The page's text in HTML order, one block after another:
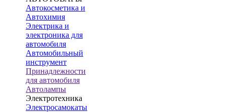
Автокосметика и
Автохимия
Электрика и
электроника для
автомобиля
Автомобильный
инструмент
Принадлежности
для автомобиля
Автолампы
Электротехника
Электросамокаты